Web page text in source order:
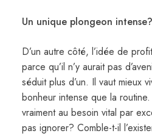
Un unique plongeon intense?
D’un autre côté, l’idée de
parce qu’il n’y aurait pas
séduit plus d’un. Il vaut mieux
bonheur intense que la
vraiment au besoin vital par
pas ignorer? Comble-t-il